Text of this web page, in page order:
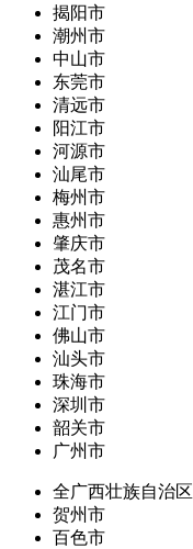
揭阳市
潮州市
中山市
东莞市
清远市
阳江市
河源市
汕尾市
梅州市
惠州市
肇庆市
茂名市
湛江市
江门市
佛山市
汕头市
珠海市
深圳市
韶关市
广州市
全广西壮族自治区
贺州市
百色市